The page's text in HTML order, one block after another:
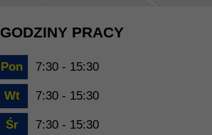
GODZINY PRACY
Pon 7:30 - 15:30
Wt 7:30 - 15:30
Śr 7:30 - 15:30